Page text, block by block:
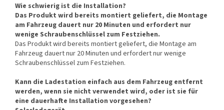
Wie schwierig ist die Installation?
Das Produkt wird bereits montiert geliefert, die Montage
am Fahrzeug dauert nur 20 Minuten und erfordert nur
wenige Schraubenschlüssel zum Festziehen.
Das Produkt wird bereits montiert geliefert, die Montage am
Fahrzeug dauert nur 20 Minuten und erfordert nur wenige
Schraubenschlüssel zum Festziehen.
Kann die Ladestation einfach aus dem Fahrzeug entfernt
werden, wenn sie nicht verwendet wird, oder ist sie für
eine dauerhafte Installation vorgesehen?